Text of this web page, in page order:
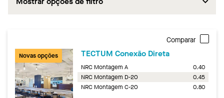
Comparar
Novas opções TECTUM Conexão Direta
NRC Montagem A
0.40
NRC Montagem D-20
0.45
NRC Montagem C-20
0.80